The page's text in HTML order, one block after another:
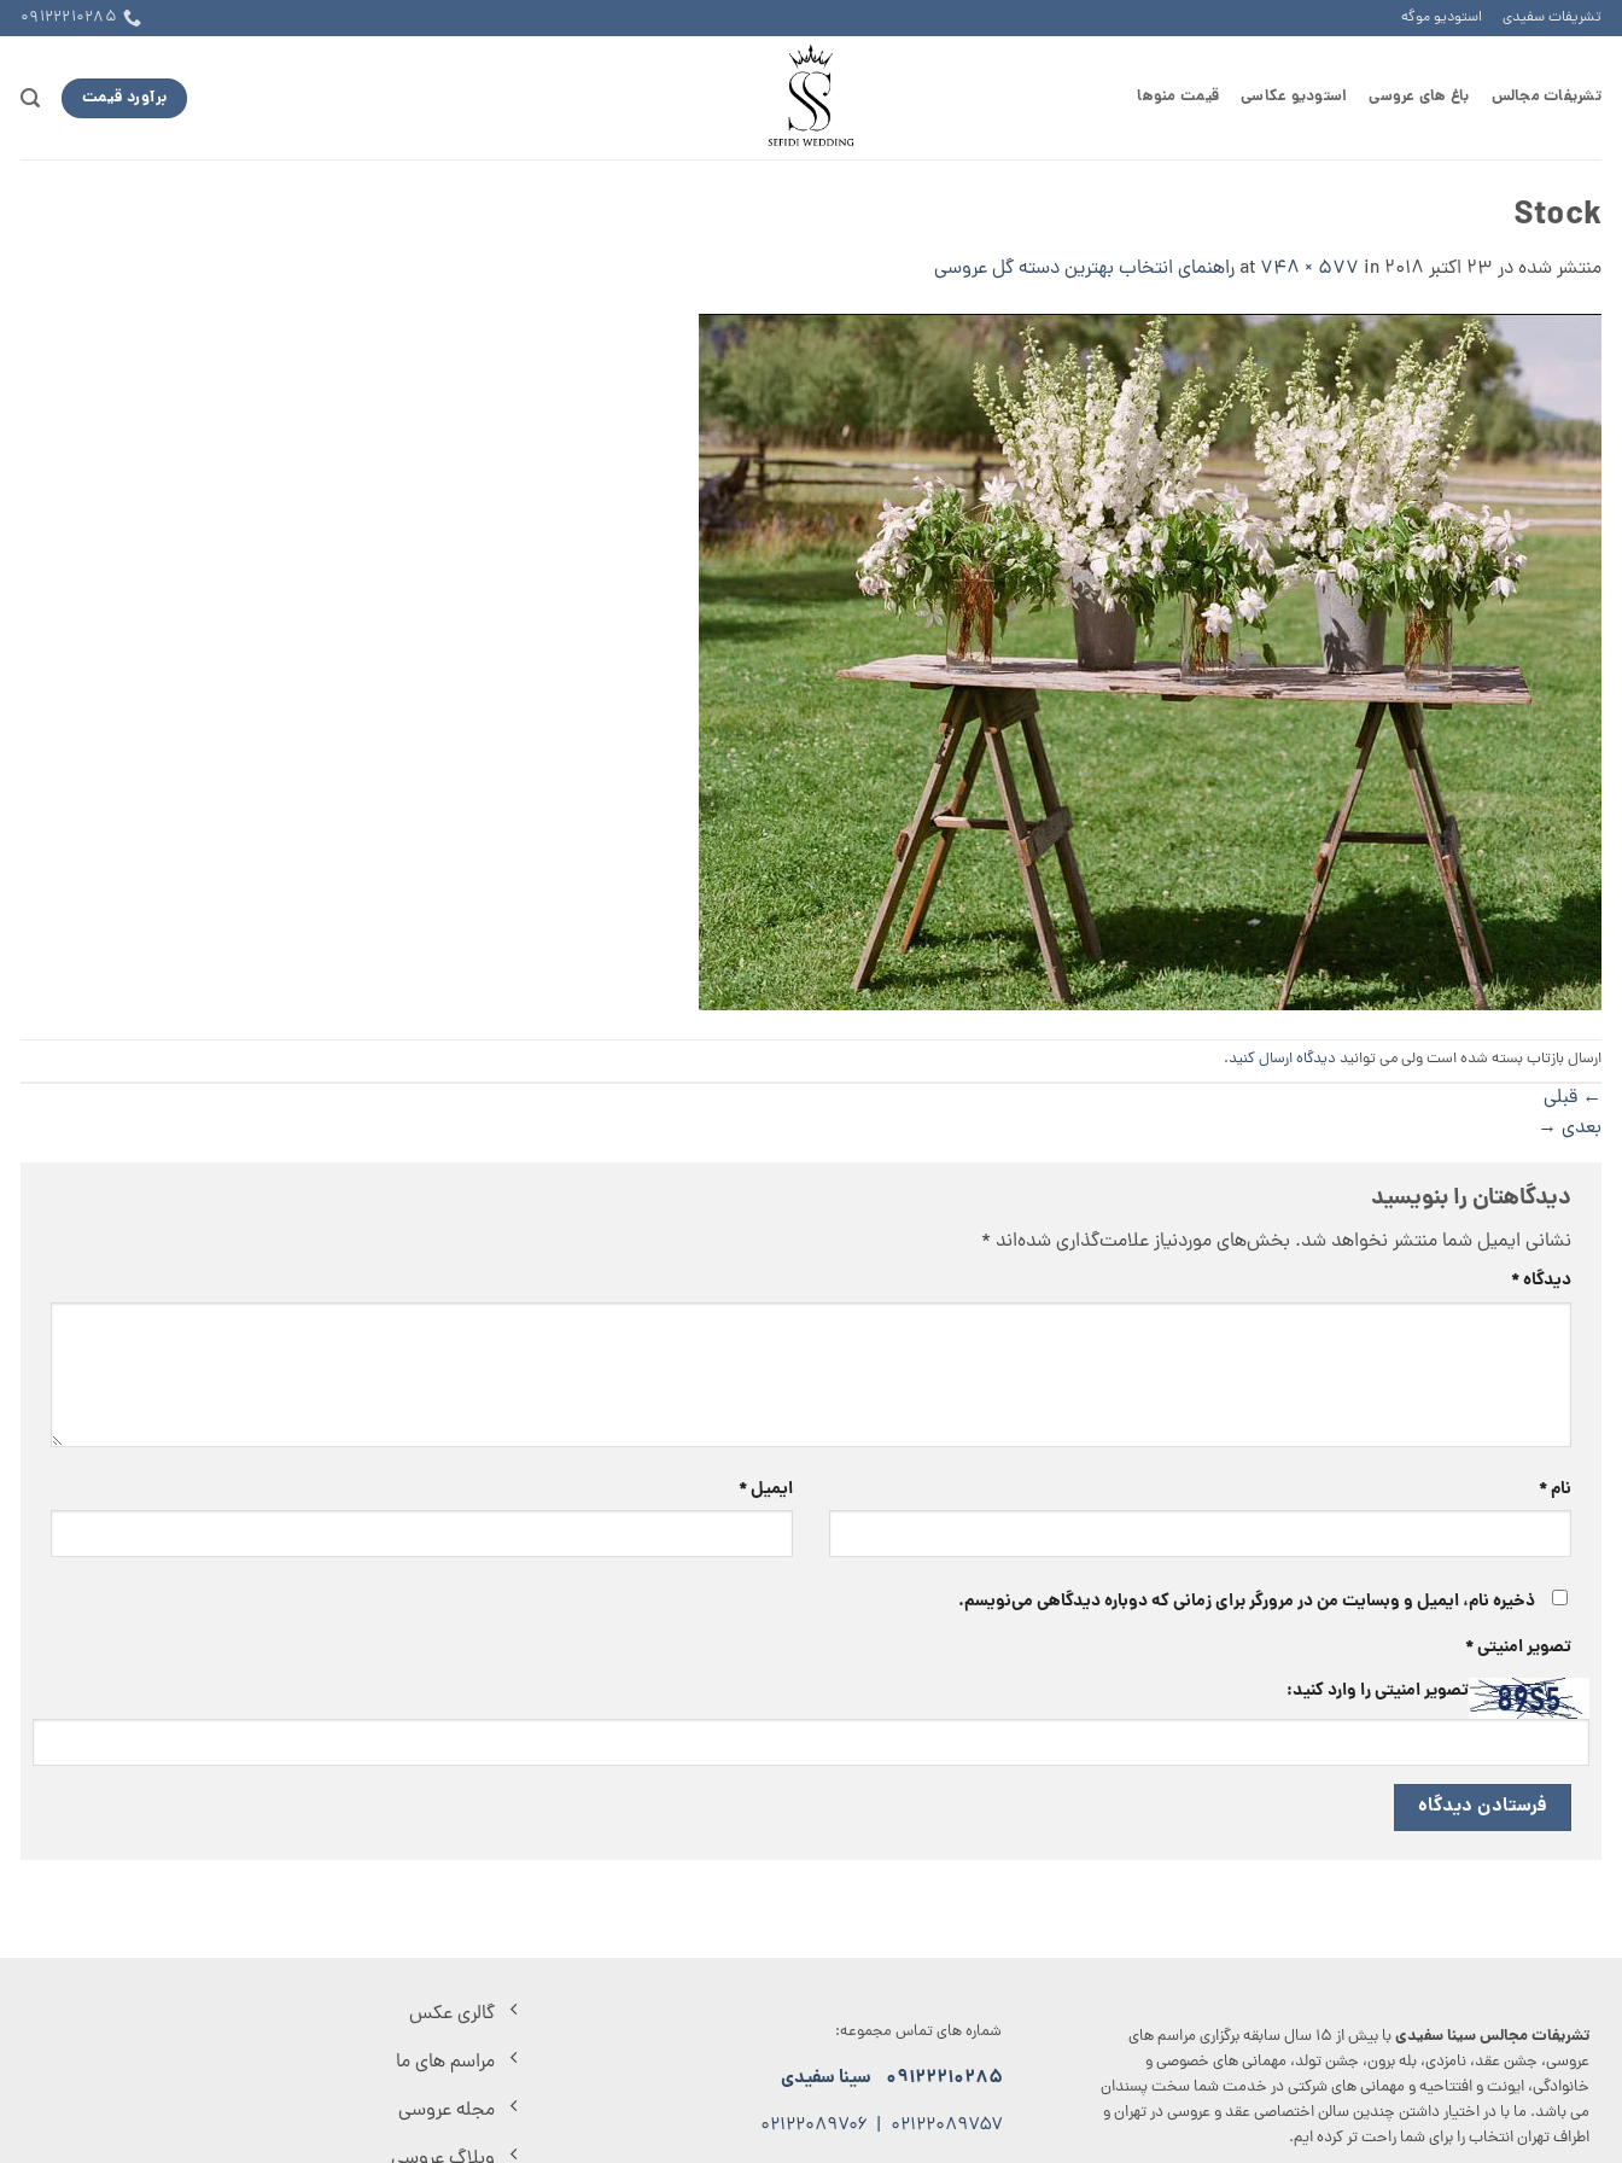
Skip
to
تشریفات سفیدی استودیو موگه 09122210285
تشریفات مجالس باغ های عروسی استودیو عکاسی قیمت منوها برآورد قیمت
Stock
منتشر شده در 23 اکتبر 2018 748 × 577 in راهنمای انتخاب بهترین دسته گل عروسی
ارسال بازتاب بسته شده است ولی می توانید دیدگاه ارسال کنید.
← قبلی
بعدی →
دیدگاهتان را بنویسید
نشانی ایمیل شما منتشر نخواهد شد. بخش‌های موردنیاز علامت‌گذاری شده‌اند *
دیدگاه*
نام* ایمیل*
ذخیره نام، ایمیل و وبسایت من در مرورگر برای زمانی که دوباره دیدگاهی می‌نویسم.
تصویر امنیتی*
تصویر امنیتی را وارد کنید:
تشریفات مجالس سینا سفیدی
با بیش از ۱۵ سال سابقه برگزاری مراسم های
عروسی، جشن عقد، نامزدی، بله برون، جشن تولد، مهمانی های خصوصی و
خانوادگی، ایونت و افتتاحیه و مهمانی های شرکتی در خدمت شما سخت پسندان
می باشد. ما با در اختیار داشتن چندین سالن اختصاصی عقد و عروسی در تهران و
اطراف تهران انتخاب را برای شما راحت تر کرده ایم.
شماره های تماس مجموعه:
۰۹۱۲۲۲۱۰۲۸۵ سینا سفیدی
۰۲۱۲۲۰۸۹۷۵۷ | ۰۲۱۲۲۰۸۹۷۰۶
گالری عکس
مراسم های ما
مجله عروسی